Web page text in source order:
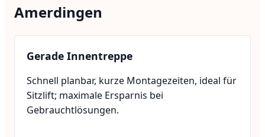
Amerdingen
Gerade Innentreppe
Schnell planbar, kurze Montagezeiten, ideal für
Sitzlift; maximale Ersparnis bei
Gebrauchtlösungen.